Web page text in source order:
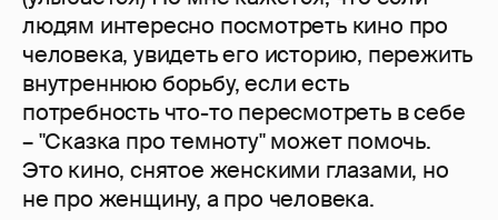
людям интересно посмотреть кино про
человека, увидеть его историю, пережить
внутреннюю борьбу, если есть
потребность что-то пересмотреть в себе
– "Сказка про темноту" может помочь.
Это кино, снятое женскими глазами, но
не про женщину, а про человека.